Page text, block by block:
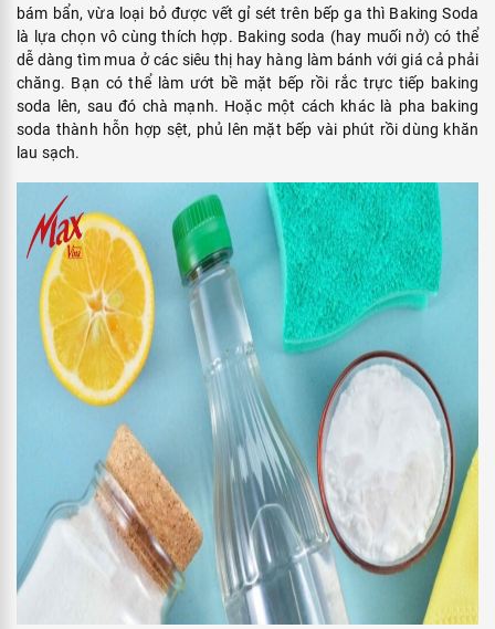
bám bẩn, vừa loại bỏ được vết gỉ sét trên bếp ga thì Baking Soda
là lựa chọn vô cùng thích hợp. Baking soda (hay muối nở) có thể
dễ dàng tìm mua ở các siêu thị hay hàng làm bánh với giá cả phải
chăng. Bạn có thể làm ướt bề mặt bếp rồi rắc trực tiếp baking
soda lên, sau đó chà mạnh. Hoặc một cách khác là pha baking
soda thành hỗn hợp sệt, phủ lên mặt bếp vài phút rồi dùng khăn
lau sạch.